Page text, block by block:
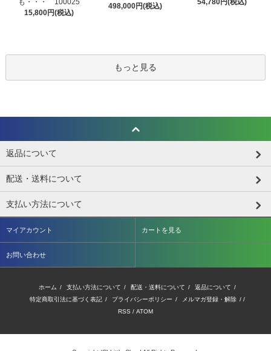
も・・・ 100025
15,800円(税込)
498,000円(税込)
54,780円(税込)
もっと見る
返品について
配送・送料について
支払い方法について
マイアカウント カートを見る
お問い合わせ
ホーム / 支払い方法について / 配送・送料について / 返品について /
特定商取引法に基づく表記 / プライバシーポリシー / メルマガ登録・解除 / /
RSS / ATOM